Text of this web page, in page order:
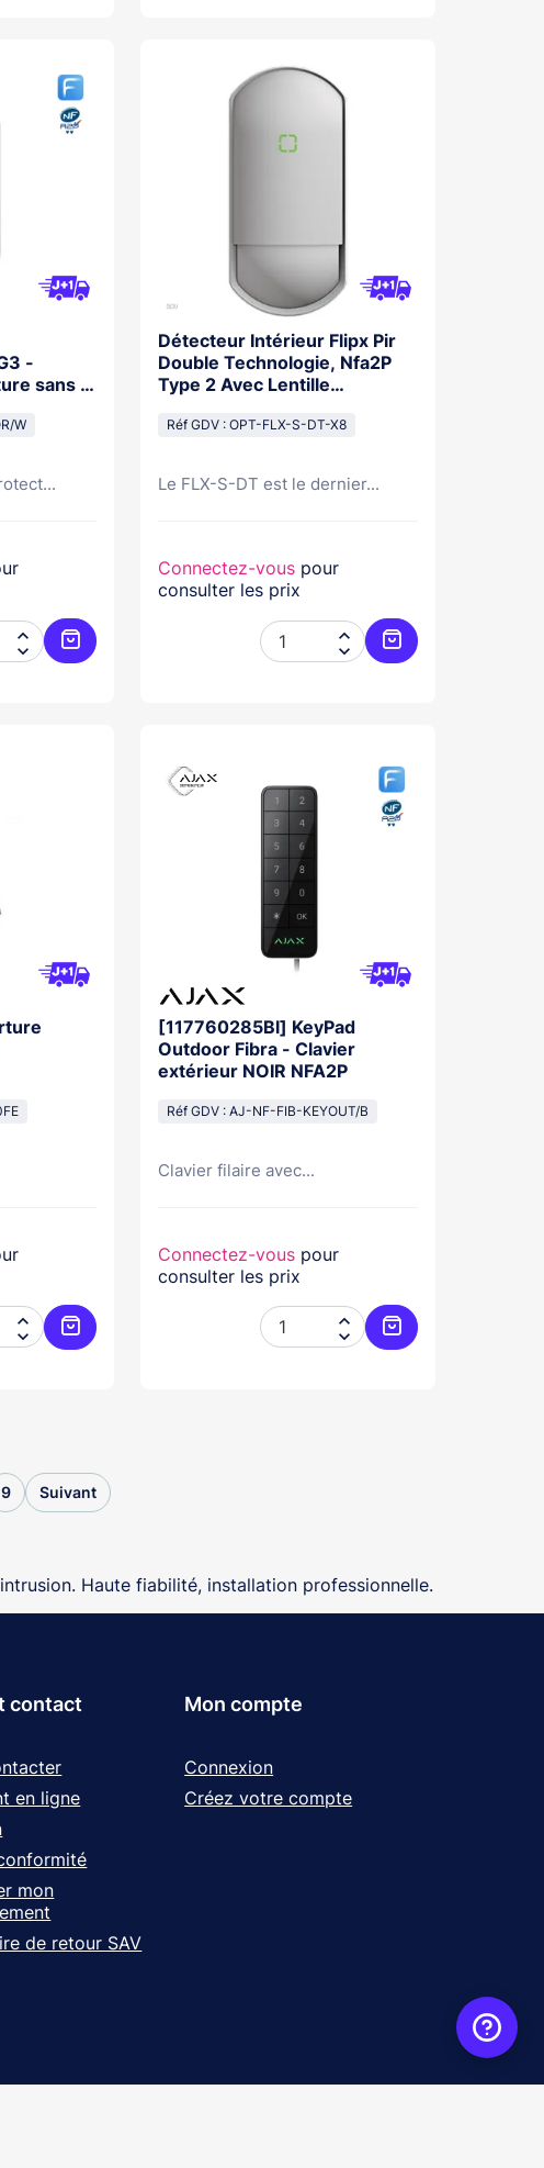
-
sans fil
W


Ajouter au panier
Détecteur Intérieur Flipx Pir
Double Technologie, Nfa2P
Type 2 Avec Lentille
18Mx2M, 10.587 Ghz
Réf GDV : OPT-FLX-S-DT-X8
Le FLX-S-DT est le dernier...
Connectez-vous pour
consulter les prix


Ajouter au panier


Ajouter au panier
[117760285Bl] KeyPad
Outdoor Fibra - Clavier
extérieur NOIR NFA2P
Réf GDV : AJ-NF-FIB-KEYOUT/B
Clavier filaire avec...
Connectez-vous pour
consulter les prix


Ajouter au panier
9 Suivant
Haute fiabilité, installation professionnelle.
contact
en ligne
mon
de retour SAV
Mon compte
Connexion
Créez votre compte